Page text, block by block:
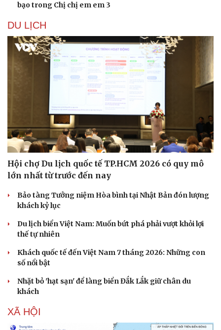
Doanh nghiệp
Thông tin doanh nghiệp
Doanh nghiệp 24h
Vì cộng đồng
Công nghệ
Sành điệu
Tin Công nghệ
bạo trong Chị chị em em 3
DU LỊCH
Hội chợ Du lịch quốc tế TP.HCM 2026 có quy mô
lớn nhất từ trước đến nay
Bảo tàng Tưởng niệm Hòa bình tại Nhật Bản đón lượng
khách kỷ lục
Du lịch biển Việt Nam: Muốn bứt phá phải vượt khỏi lợi
thế tự nhiên
Khách quốc tế đến Việt Nam 7 tháng 2026: Những con
số nổi bật
Nhặt bỏ 'hạt sạn' để làng biển Đắk Lắk giữ chân du
khách
XÃ HỘI